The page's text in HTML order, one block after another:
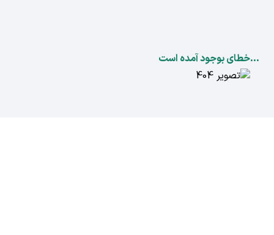
...خطای بوجود آمده است